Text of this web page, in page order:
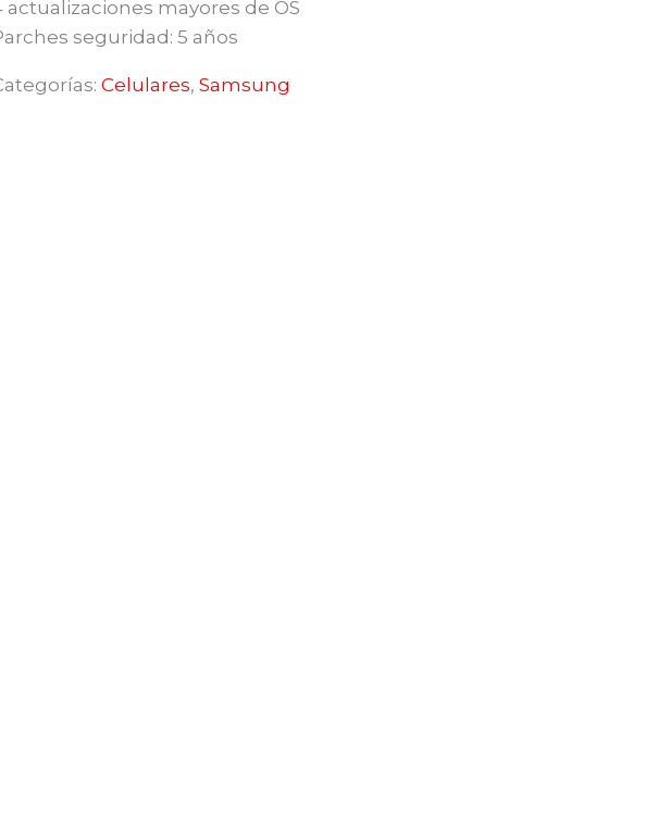
actualizaciones mayores de OS
seguridad: 5 años
Celulares, Samsung